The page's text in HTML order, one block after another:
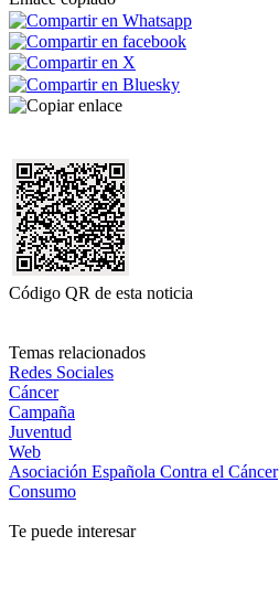
Código QR de esta noticia
Temas relacionados
Redes Sociales
Cáncer
Campaña
Juventud
Web
Asociación Española Contra el Cáncer
Consumo
Te puede interesar